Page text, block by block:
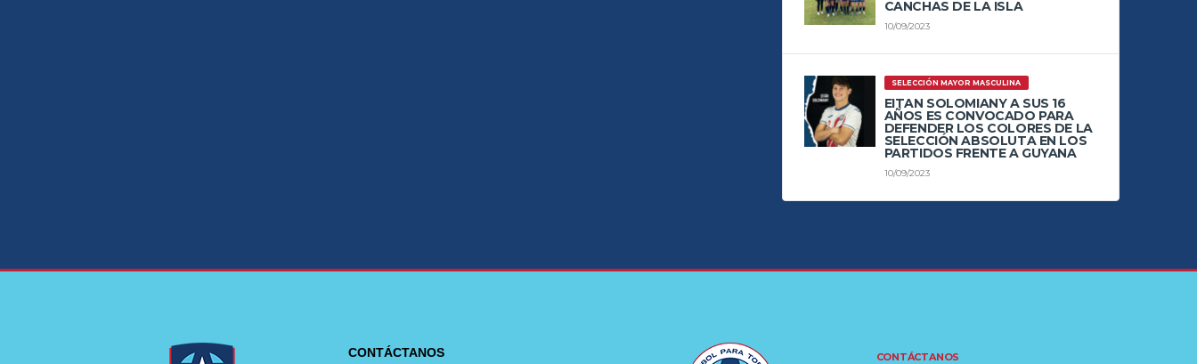
CANCHAS DE LA ISLA
10/09/2023
SELECCIÓN MAYOR MASCULINA
EITAN SOLOMIANY A SUS 16
AÑOS ES CONVOCADO PARA
DEFENDER LOS COLORES DE LA
SELECCIÓN ABSOLUTA EN LOS
PARTIDOS FRENTE A GUYANA
10/09/2023
CONTÁCTANOS CONTÁCTANOS